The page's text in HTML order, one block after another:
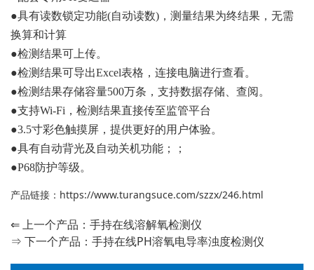
●具有读数锁定功能(自动读数)，测量结果为终结果，无需
换算和计算
●检测结果可上传。
●检测结果可导出Excel表格，连接电脑进行查看。
●检测结果存储容量500万条，支持数据存储、查阅。
●支持Wi-Fi，检测结果直接传至监管平台
●3.5寸彩色触摸屏，提供更好的用户体验。
●具有自动背光及自动关机功能；；
●P68防护等级。
产品链接： https://www.turangsuce.com/szzx/246.html
⇐ 上一个产品： 手持在线溶解氧检测仪
⇒ 下一个产品： 手持在线PH溶氧电导率浊度检测仪